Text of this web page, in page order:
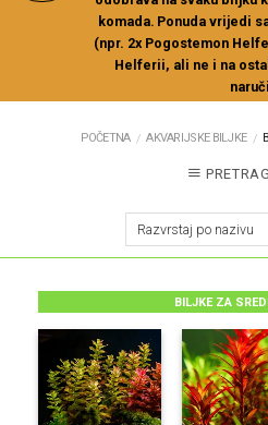
komada. Ponuda vrijedi
(npr. 2x Pogostemon
Helferii, ali ne i na
POČETNA / AKVARIJSKE BILJKE /
BILJKE ZA